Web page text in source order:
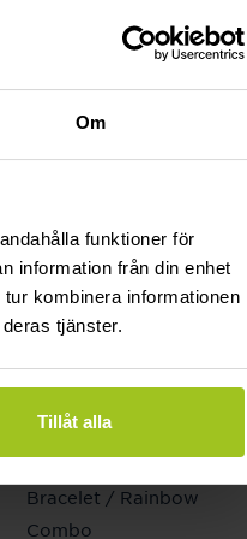
Om
funktioner för
information från din enhet
kombinera informationen
tjänster.
Tillåt alla
Caroline Svedbom
Childhood Edition
Bracelet / Rainbow
Combo